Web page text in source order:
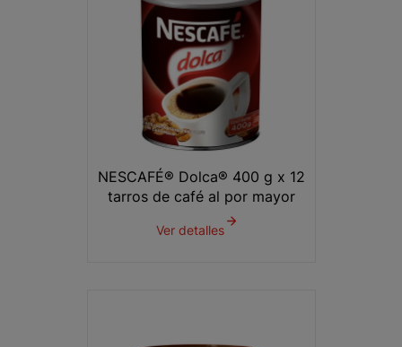
NESCAFÉ® Dolca® 400 g x 12
tarros de café al por mayor
Ver detalles